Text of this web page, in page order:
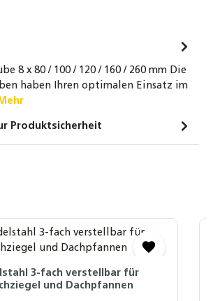
Edelstahl A2-70 DIN 933
Edelstahl A2 DIN 9021 10,5
M10 Sperrverzahnung A2
für Biberschwanz
Montageschiene
Stange
8 x 80 / 100 / 120 / 160 / 260 mm Die
haben Ihren optimalen Einsatz im
Mehr
Produktsicherheit
3-fach verstellbar für
und Dachpfannen